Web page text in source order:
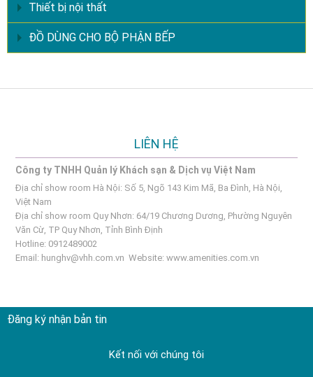
Thiết bị nội thất
ĐỒ DÙNG CHO BỘ PHẬN BẾP
LIÊN HỆ
Công ty TNHH Quản lý Khách sạn & Dịch vụ Việt Nam
Địa chỉ show room Hà Nội: Số 5, Ngõ 143 Kim Mã, Ba Đình, Hà Nội,
Việt Nam
Địa chỉ show room Quy Nhơn: 64/19 Chương Dương, Phường Nguyên
Văn Cừ, TP Quy Nhơn, Tỉnh Bình Định
Hotline: 0912489002
Email: hunghv@vhh.com.vn Website:www.amenities.com.vn
Đăng ký nhận bản tin
Kết nối với chúng tôi